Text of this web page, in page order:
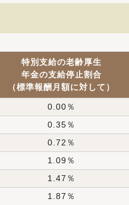
特別支給の老齢厚生
年金の支給停止割合
（標準報酬月額に対して）
0.00％
0.35％
0.72％
1.09％
1.47％
1.87％